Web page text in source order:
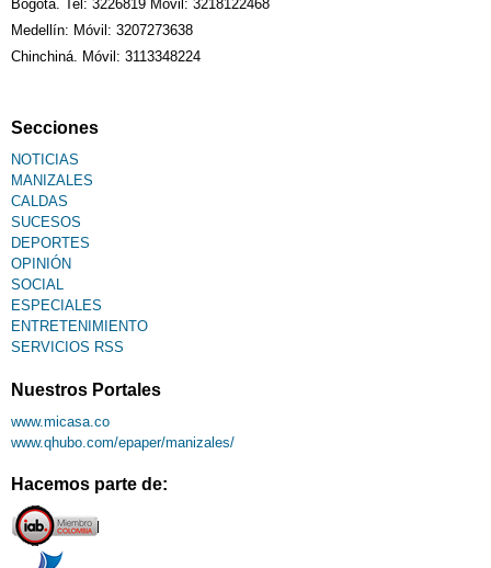
Bogotá. Tel: 3226819 Móvil: 3218122468
Medellín: Móvil: 3207273638
Chinchiná. Móvil: 3113348224
Secciones
NOTICIAS
MANIZALES
CALDAS
SUCESOS
DEPORTES
OPINIÓN
SOCIAL
ESPECIALES
ENTRETENIMIENTO
SERVICIOS RSS
Nuestros Portales
www.micasa.co
www.qhubo.com/epaper/manizales/
Hacemos parte de: